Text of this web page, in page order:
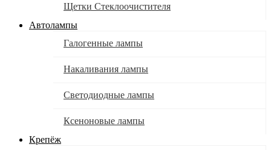
Щетки Стеклоочистителя
Автолампы
Галогенные лампы
Накаливания лампы
Светодиодные лампы
Ксеноновые лампы
Крепёж